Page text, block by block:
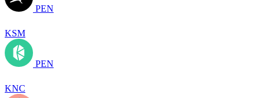
PEN
KSM
PEN
KNC